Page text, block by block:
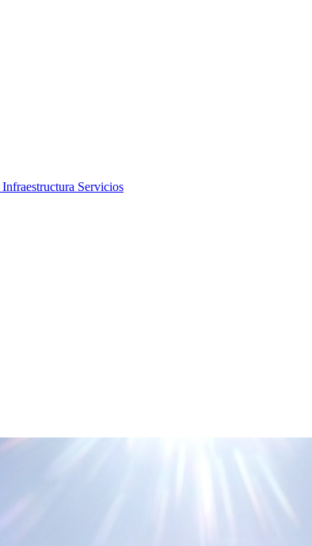
Infraestructura Servicios